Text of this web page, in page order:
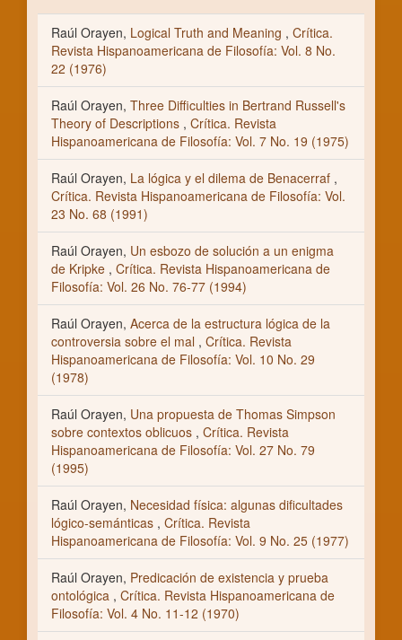
Raúl Orayen, Logical Truth and Meaning , Crítica.
Revista Hispanoamericana de Filosofía: Vol. 8 No.
22 (1976)
Raúl Orayen, Three Difficulties in Bertrand Russell's
Theory of Descriptions , Crítica. Revista
Hispanoamericana de Filosofía: Vol. 7 No. 19 (1975)
Raúl Orayen, La lógica y el dilema de Benacerraf ,
Crítica. Revista Hispanoamericana de Filosofía: Vol.
23 No. 68 (1991)
Raúl Orayen, Un esbozo de solución a un enigma
de Kripke , Crítica. Revista Hispanoamericana de
Filosofía: Vol. 26 No. 76-77 (1994)
Raúl Orayen, Acerca de la estructura lógica de la
controversia sobre el mal , Crítica. Revista
Hispanoamericana de Filosofía: Vol. 10 No. 29
(1978)
Raúl Orayen, Una propuesta de Thomas Simpson
sobre contextos oblicuos , Crítica. Revista
Hispanoamericana de Filosofía: Vol. 27 No. 79
(1995)
Raúl Orayen, Necesidad física: algunas dificultades
lógico-semánticas , Crítica. Revista
Hispanoamericana de Filosofía: Vol. 9 No. 25 (1977)
Raúl Orayen, Predicación de existencia y prueba
ontológica , Crítica. Revista Hispanoamericana de
Filosofía: Vol. 4 No. 11-12 (1970)